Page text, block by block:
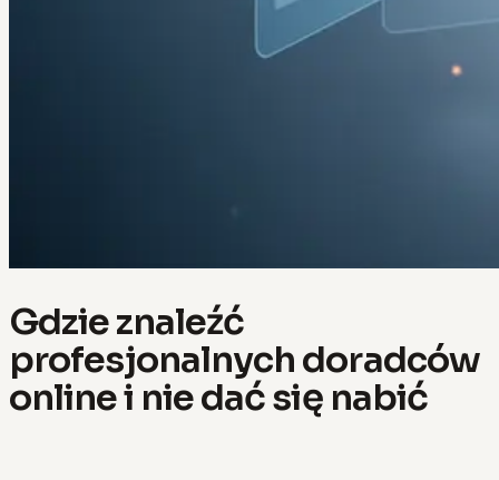
Gdzie znaleźć
profesjonalnych doradców
online i nie dać się nabić